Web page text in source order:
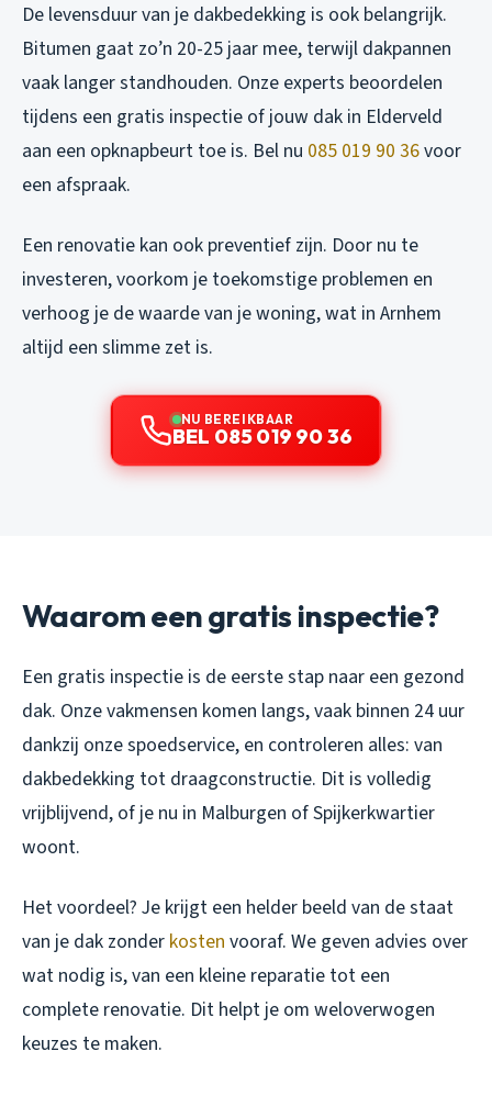
De levensduur van je dakbedekking is ook belangrijk.
Bitumen gaat zo’n 20-25 jaar mee, terwijl dakpannen
vaak langer standhouden. Onze experts beoordelen
tijdens een gratis inspectie of jouw dak in Elderveld
aan een opknapbeurt toe is. Bel nu 085 019 90 36voor
een afspraak.
Een renovatie kan ook preventief zijn. Door nu te
investeren, voorkom je toekomstige problemen en
verhoog je de waarde van je woning, wat in Arnhem
altijd een slimme zet is.
NU BEREIKBAAR
BEL 085 019 90 36
Waarom een gratis inspectie?
Een gratis inspectie is de eerste stap naar een gezond
dak. Onze vakmensen komen langs, vaak binnen 24 uur
dankzij onze spoedservice, en controleren alles: van
dakbedekking tot draagconstructie. Dit is volledig
vrijblijvend, of je nu in Malburgen of Spijkerkwartier
woont.
Het voordeel? Je krijgt een helder beeld van de staat
van je dak zonder kosten vooraf. We geven advies over
wat nodig is, van een kleine reparatie tot een
complete renovatie. Dit helpt je om weloverwogen
keuzes te maken.